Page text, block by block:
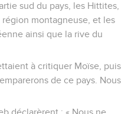
sud du pays, les Hittites,
montagneuse, et les
ainsi que la rive du
à critiquer Moïse, puis
de ce pays. Nous
déclarèrent : « Nous ne